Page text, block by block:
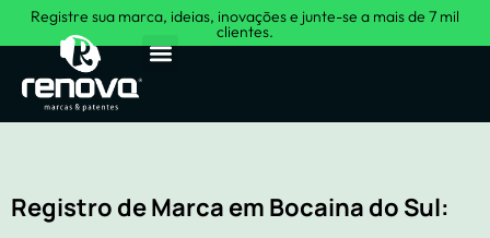
Registre sua marca, ideias, inovações e junte-se a mais de 7 mil
clientes.
Registro de Marca em Bocaina do Sul: